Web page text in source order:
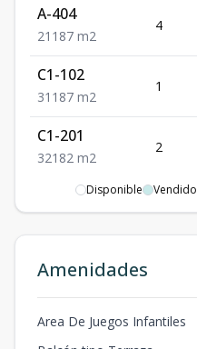
A-404
21 1 87 m2
4
C1-102
31 1 87 m2
1
C1-201
321 82 m2
2
C1-202
2
3 21 82m2
C1-204
2
Disponible Vendido
Amenidades
Area De Juegos Infantiles